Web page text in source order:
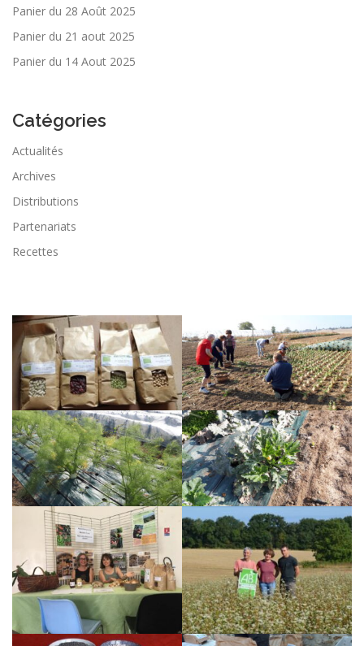
Panier du 28 Août 2025
Panier du 21 aout 2025
Panier du 14 Aout 2025
Catégories
Actualités
Archives
Distributions
Partenariats
Recettes